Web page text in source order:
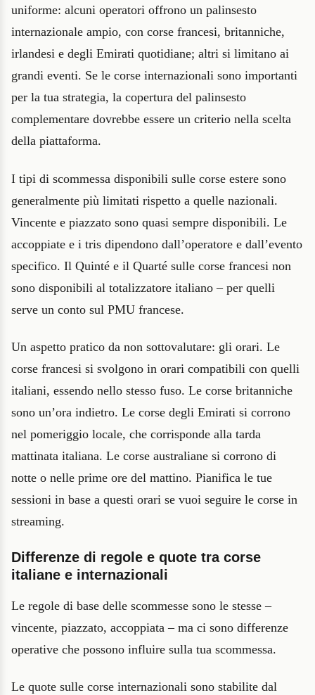
uniforme: alcuni operatori offrono un palinsesto
internazionale ampio, con corse francesi, britanniche,
irlandesi e degli Emirati quotidiane; altri si limitano ai
grandi eventi. Se le corse internazionali sono importanti
per la tua strategia, la copertura del palinsesto
complementare dovrebbe essere un criterio nella scelta
della piattaforma.
I tipi di scommessa disponibili sulle corse estere sono
generalmente più limitati rispetto a quelle nazionali.
Vincente e piazzato sono quasi sempre disponibili. Le
accoppiate e i tris dipendono dall’operatore e dall’evento
specifico. Il Quinté e il Quarté sulle corse francesi non
sono disponibili al totalizzatore italiano – per quelli
serve un conto sul PMU francese.
Un aspetto pratico da non sottovalutare: gli orari. Le
corse francesi si svolgono in orari compatibili con quelli
italiani, essendo nello stesso fuso. Le corse britanniche
sono un’ora indietro. Le corse degli Emirati si corrono
nel pomeriggio locale, che corrisponde alla tarda
mattinata italiana. Le corse australiane si corrono di
notte o nelle prime ore del mattino. Pianifica le tue
sessioni in base a questi orari se vuoi seguire le corse in
streaming.
Differenze di regole e quote tra corse
italiane e internazionali
Le regole di base delle scommesse sono le stesse –
vincente, piazzato, accoppiata – ma ci sono differenze
operative che possono influire sulla tua scommessa.
Le quote sulle corse internazionali sono stabilite dal